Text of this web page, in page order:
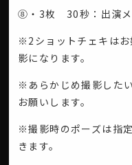
⑧・3枚 30秒：出演メ
※2ショットチェキは
影になります。
※あらかじめ撮影した
お願いします。
※撮影時のポーズは指
きます。